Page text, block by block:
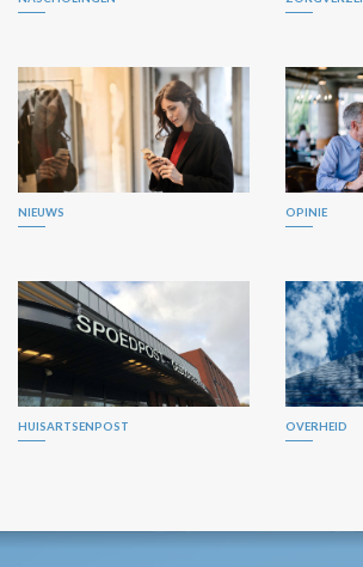
NIEUWS OPINIE
HUISARTSENPOST OVERHEID